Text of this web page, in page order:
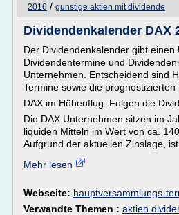
2016 / gunstige aktien mit dividende
Dividendenkalender DAX
Der Dividendenkalender gibt einen
Dividendentermine und
Unternehmen. Entscheidend sind
Termine sowie die prognostizierten
DAX im Höhenflug. Folgen die
Die DAX Unternehmen sitzen im
liquiden Mitteln im Wert von ca.
Aufgrund der aktuellen Zinslage, ist
Mehr lesen
Webseite: hauptversammlungs-
Verwandte Themen : aktien